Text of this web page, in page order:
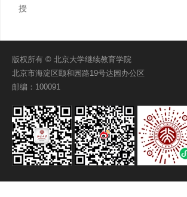
授
版权所有 © 北京大学继续教育学院
北京市海淀区颐和园路19号达园办公区
邮编：100091